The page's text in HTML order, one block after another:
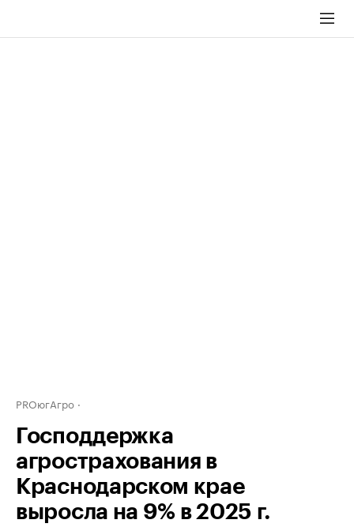
PROюгАгро
Господдержка
агрострахования в
Краснодарском крае
выросла на 9% в 2025 г.